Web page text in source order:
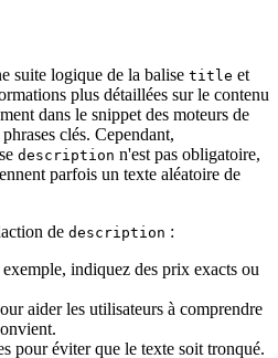
suite logique de la balise title et
plus détaillées sur le contenu
dans le snippet des moteurs de
clés. Cependant,
description n'est pas obligatoire,
parfois un texte aléatoire de
de description :
indiquez des prix exacts ou
aider les utilisateurs à comprendre
pour éviter que le texte soit tronqué.